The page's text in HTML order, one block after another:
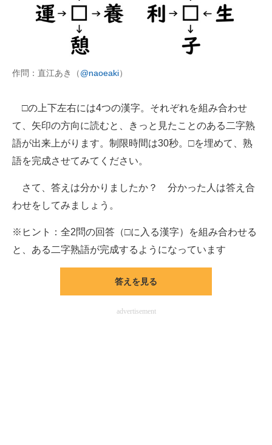
AI活用のいまが分かる
企業ITのトレンドを詳説
経営リーダーのコミュニティ
ITエンジニア向け専門サイト
企業向けIT製品の総合サイト
製造業のIT導入・活用を支援
モノづくり技術者専門サイト
エレクトロニクス専門サイト
作問：直江あき（@naoeaki）
□の上下左右には4つの漢字。それぞれを組み合わせ
て、矢印の方向に読むと、きっと見たことのある二字熟
語が出来上がります。制限時間は30秒。□を埋めて、熟
語を完成させてみてください。
さて、答えは分かりましたか？ 分かった人は答え合
わせをしてみましょう。
※ヒント：全2問の回答（□に入る漢字）を組み合わせる
と、ある二字熟語が完成するようになっています
答えを見る
advertisement